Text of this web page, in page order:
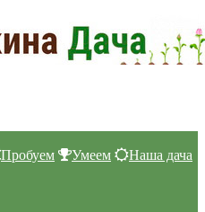
Пробуем Умеем
Наша дача